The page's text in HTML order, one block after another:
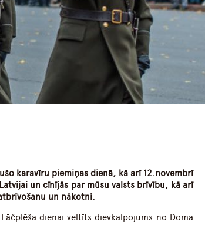
karavīru piemiņas dienā, kā arī 12.novembrī
un cīnījās par mūsu valsts brīvību, kā arī
un nākotni.
dienai veltīts dievkalpojums no Doma